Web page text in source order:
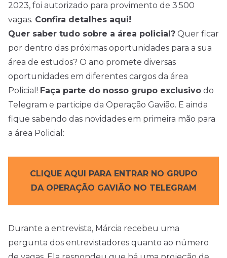
2023, foi autorizado para provimento de 3.500
vagas. Confira detalhes aqui!
Quer saber tudo sobre a área policial? Quer ficar
por dentro das próximas oportunidades para a sua
área de estudos? O ano promete diversas
oportunidades em diferentes cargos da área
Policial! Faça parte do nosso grupo exclusivo do
Telegram e participe da Operação Gavião. E ainda
fique sabendo das novidades em primeira mão para
a área Policial:
CLIQUE AQUI PARA ENTRAR NO GRUPO
DA OPERAÇÃO GAVIÃO NO TELEGRAM
Durante a entrevista, Márcia recebeu uma
pergunta dos entrevistadores quanto ao número